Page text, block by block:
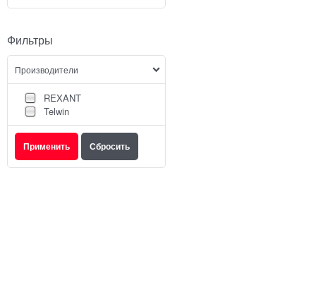
Фильтры
Производители
REXANT
Telwin